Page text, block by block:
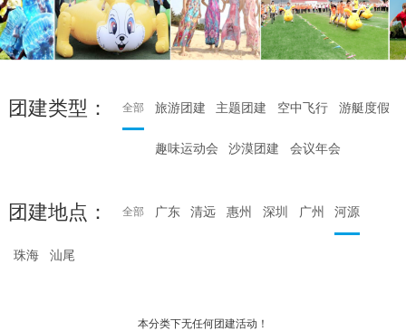
团建类型： 全部 旅游团建 主题团建 空中飞行 游艇度假
趣味运动会 沙漠团建 会议年会
团建地点： 全部 广东 清远 惠州 深圳 广州 河源
珠海 汕尾
本分类下无任何团建活动！